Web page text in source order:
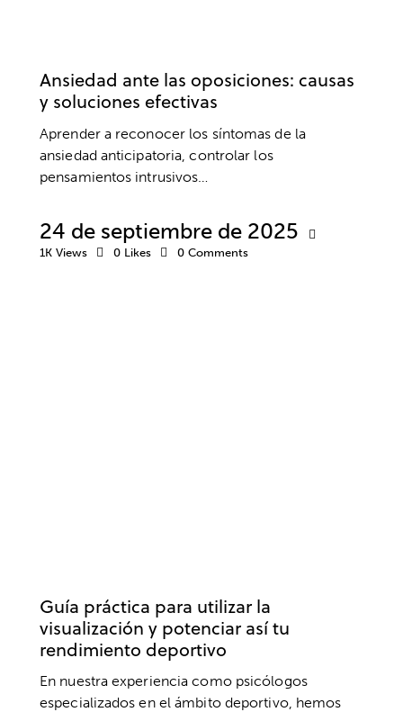
Ansiedad ante las oposiciones: causas
y soluciones efectivas
Aprender a reconocer los síntomas de la
ansiedad anticipatoria, controlar los
pensamientos intrusivos…
24 de septiembre de 2025
1K Views 0 Likes 0 Comments
Guía práctica para utilizar la
visualización y potenciar así tu
rendimiento deportivo
En nuestra experiencia como psicólogos
especializados en el ámbito deportivo, hemos